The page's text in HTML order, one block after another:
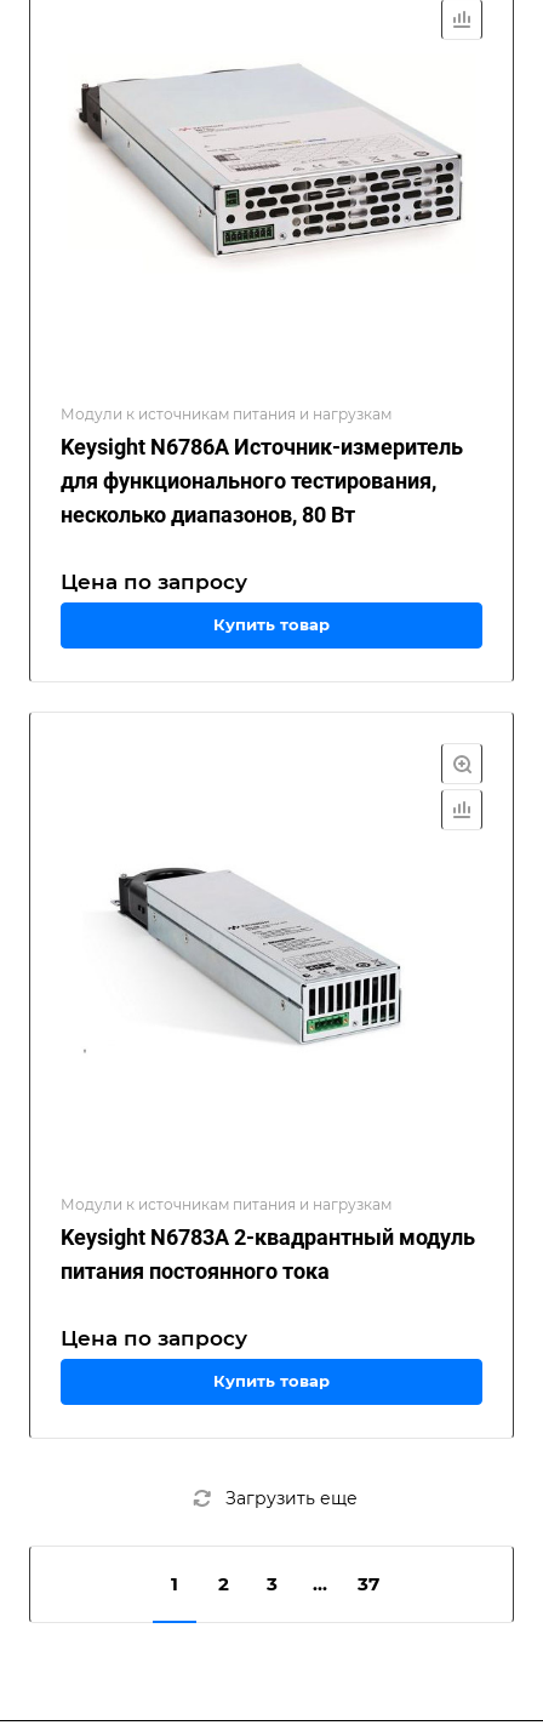
Модули к источникам питания и нагрузкам
Keysight N6786A Источник-измеритель
для функционального тестирования,
несколько диапазонов, 80 Вт
Цена по запросу
Купить товар
Модули к источникам питания и нагрузкам
Keysight N6783A 2-квадрантный модуль
питания постоянного тока
Цена по запросу
Купить товар
Загрузить еще
1 2 3 ... 37